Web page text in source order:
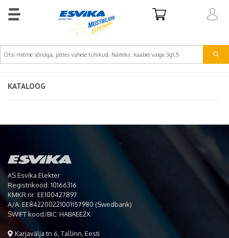
KATALOOG
AS Esvika Elekter
Registrikood: 10166316
KMKR nr: EE100427897
A/A: EE842200221001157980 (Swedbank)
SWIFT kood/BIC: HABAEE2X
Karjavälja tn 6, Tallinn, Eesti